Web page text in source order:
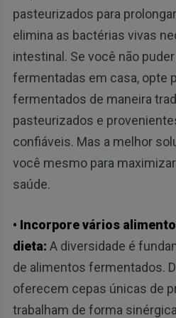
pasteurizados para
elimina as bactérias vivas
intestinal. Se você não
fermentadas em casa, opte
fermentados de maneira
pasteurizados e
confiáveis. Mas a melhor
você mesmo para
saúde.
• Incorpore vários
dieta: A diversidade é
de alimentos fermentados.
oferecem cepas únicas de
trabalham de forma